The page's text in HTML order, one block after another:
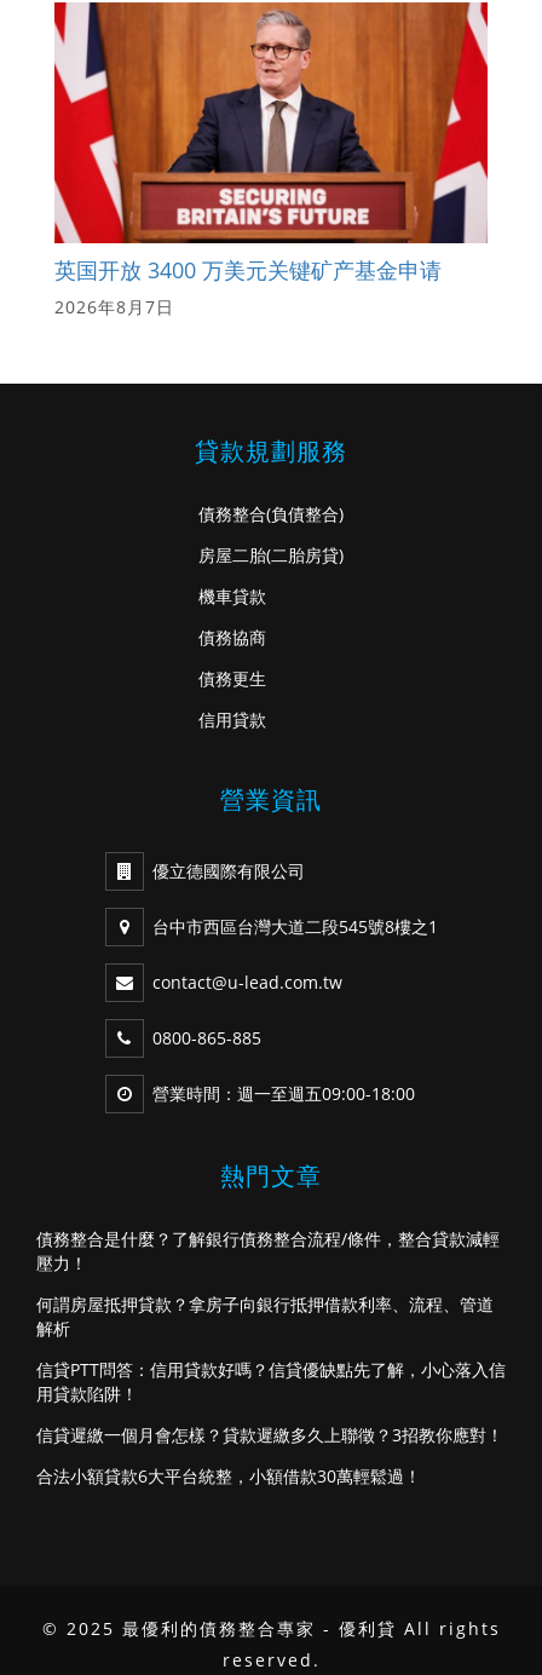
英国开放 3400 万美元关键矿产基金申请
2026年8月7日
貸款規劃服務
債務整合(負債整合)
房屋二胎(二胎房貸)
機車貸款
債務協商
債務更生
信用貸款
營業資訊
優立德國際有限公司
台中市西區台灣大道二段545號8樓之1
contact@u-lead.com.tw
0800-865-885
營業時間：週一至週五09:00-18:00
熱門文章
債務整合是什麼？了解銀行債務整合流程/條件，整合貸款減輕
壓力！
何謂房屋抵押貸款？拿房子向銀行抵押借款利率、流程、管道
解析
信貸PTT問答：信用貸款好嗎？信貸優缺點先了解，小心落入信
用貸款陷阱！
信貸遲繳一個月會怎樣？貸款遲繳多久上聯徵？3招教你應對！
合法小額貸款6大平台統整，小額借款30萬輕鬆過！
© 2025 最優利的債務整合專家 - 優利貸 All rights
reserved.